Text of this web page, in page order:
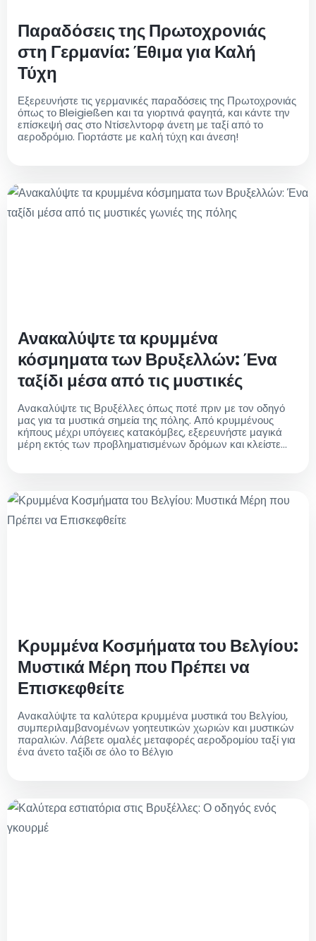
Παραδόσεις της Πρωτοχρονιάς
στη Γερμανία: Έθιμα για Καλή
Τύχη
Εξερευνήστε τις γερμανικές παραδόσεις της Πρωτοχρονιάς
όπως το Bleigießen και τα γιορτινά φαγητά, και κάντε την
επίσκεψή σας στο Ντίσελντορφ άνετη με ταξί από το
αεροδρόμιο. Γιορτάστε με καλή τύχη και άνεση!
Ανακαλύψτε τα κρυμμένα
κόσμηματα των Βρυξελλών: Ένα
ταξίδι μέσα από τις μυστικές
γωνιές της πόλης
Ανακαλύψτε τις Βρυξέλλες όπως ποτέ πριν με τον οδηγό
μας για τα μυστικά σημεία της πόλης. Από κρυμμένους
κήπους μέχρι υπόγειες κατακόμβες, εξερευνήστε μαγικά
μέρη εκτός των προβληματισμένων δρόμων και κλείστε
Κρυμμένα Κοσμήματα του Βελγίου:
Μυστικά Μέρη που Πρέπει να
Επισκεφθείτε
Ανακαλύψτε τα καλύτερα κρυμμένα μυστικά του Βελγίου,
συμπεριλαμβανομένων γοητευτικών χωριών και μυστικών
παραλιών. Λάβετε ομαλές μεταφορές αεροδρομίου ταξί για
ένα άνετο ταξίδι σε όλο το Βέλγιο